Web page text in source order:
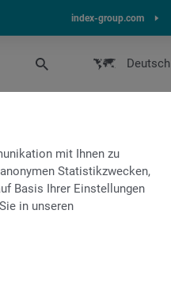
mit Ihnen zu
Statistikzwecken,
Basis Ihrer Einstellungen
in unseren
index-group.com
Deutsch